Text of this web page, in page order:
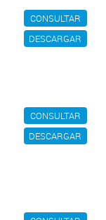
CONSULTAR
DESCARGAR
CONSULTAR
DESCARGAR